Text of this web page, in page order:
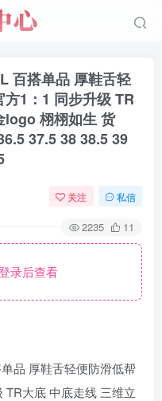
百搭单品 厚鞋舌轻
1：1 同步升级 TR
logo 栩栩如生 货
37.5 38 38.5 39
关注 私信
2235 11
录后查看
品 厚鞋舌轻便防滑低帮
TR大底 中底走线 三维立